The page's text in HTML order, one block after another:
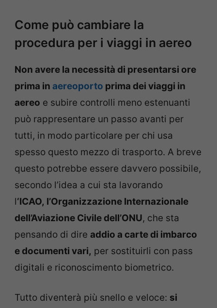
Come può cambiare la
procedura per i viaggi in aereo
Non avere la necessità di presentarsi ore
prima in aereoporto prima dei viaggi in
aereo e subire controlli meno estenuanti
può rappresentare un passo avanti per
tutti, in modo particolare per chi usa
spesso questo mezzo di trasporto. A breve
questo potrebbe essere davvero possibile,
secondo l’idea a cui sta lavorando
l‘ICAO, l’Organizzazione Internazionale
dell’Aviazione Civile dell’ONU, che sta
pensando di dire addio a carte di imbarco
e documenti vari, per sostituirli con pass
digitali e riconoscimento biometrico.
Tutto diventerà più snello e veloce: si